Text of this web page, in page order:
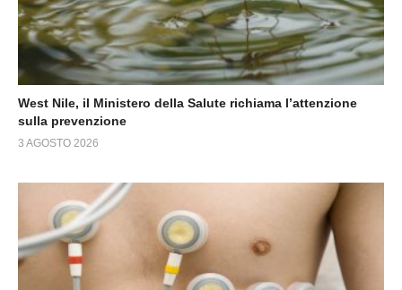
West Nile, il Ministero della Salute richiama l’attenzione
sulla prevenzione
3 AGOSTO 2026